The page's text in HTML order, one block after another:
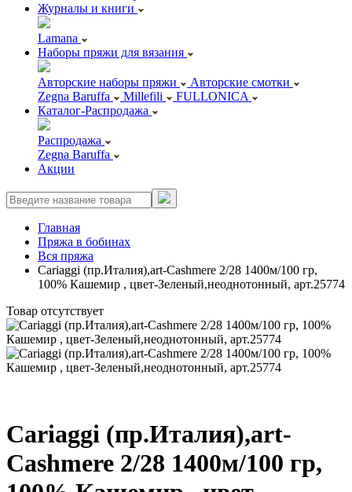
Журналы и книги
Lamana
Наборы пряжи для вязания
Авторские наборы пряжи
Авторские смотки
Zegna Baruffa
Millefili
FULLONICA
Каталог-Распродажа
Распродажа
Zegna Baruffa
Акции
Главная
Пряжа в бобинах
Вся пряжа
Cariaggi (пр.Италия),art-Cashmere 2/28 1400м/100 гр,
100% Кашемир , цвет-Зеленый,неоднотонный, арт.25774
Товар отсутствует
Cariaggi (пр.Италия),art-
Cashmere 2/28 1400м/100 гр,